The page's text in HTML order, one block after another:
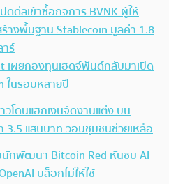
ดดีลเข้าซื้อกิจการ BVNK ผู้ให้
างพื้นฐาน Stablecoin มูลค่า 1.8
ร์
เผยกองทุนเฮดจ์ฟันด์กลับมาเปิด
ในรอบหลายปี
โดนแฮกเงินจัดงานแต่ง บน
3.5 แสนบาท วอนชุมชนช่วยเหลือ
นักพัฒนา Bitcoin Red หันซบ AI
บล็อกไม่ให้ใช้